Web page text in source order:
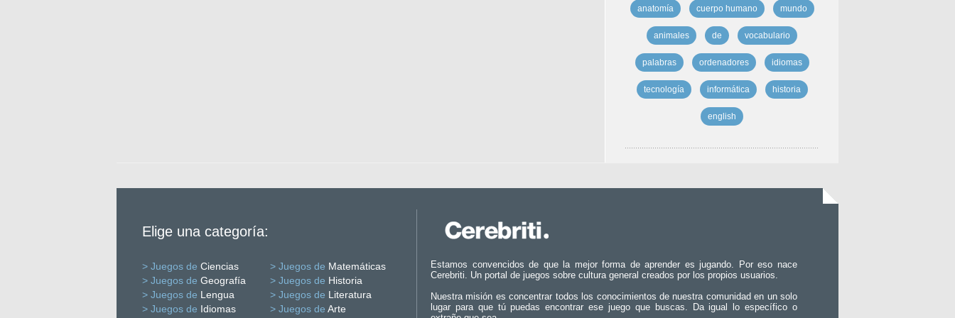
anatomía cuerpo humano mundo
animales de vocabulario
palabras ordenadores idiomas
tecnología informática historia
english
Elige una categoría:
> Juegos de Ciencias > Juegos de Matemáticas
> Juegos de Geografía > Juegos de Historia
> Juegos de Lengua > Juegos de Literatura
> Juegos de Idiomas > Juegos de Arte
Estamos convencidos de que la mejor forma de aprender es jugando. Por eso nace
Cerebriti. Un portal de juegos sobre cultura general creados por los propios usuarios.
Nuestra misión es concentrar todos los conocimientos de nuestra comunidad en un solo
lugar para que tú puedas encontrar ese juego que buscas. Da igual lo específico o